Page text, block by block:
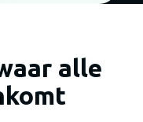
alle